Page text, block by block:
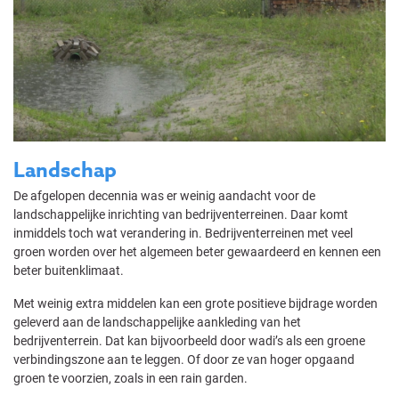
Landschap
De afgelopen decennia was er weinig aandacht voor de
landschappelijke inrichting van bedrijventerreinen. Daar komt
inmiddels toch wat verandering in. Bedrijventerreinen met veel
groen worden over het algemeen beter gewaardeerd en kennen een
beter buitenklimaat.
Met weinig extra middelen kan een grote positieve bijdrage worden
geleverd aan de landschappelijke aankleding van het
bedrijventerrein. Dat kan bijvoorbeeld door wadi’s als een groene
verbindingszone aan te leggen. Of door ze van hoger opgaand
groen te voorzien, zoals in een rain garden.